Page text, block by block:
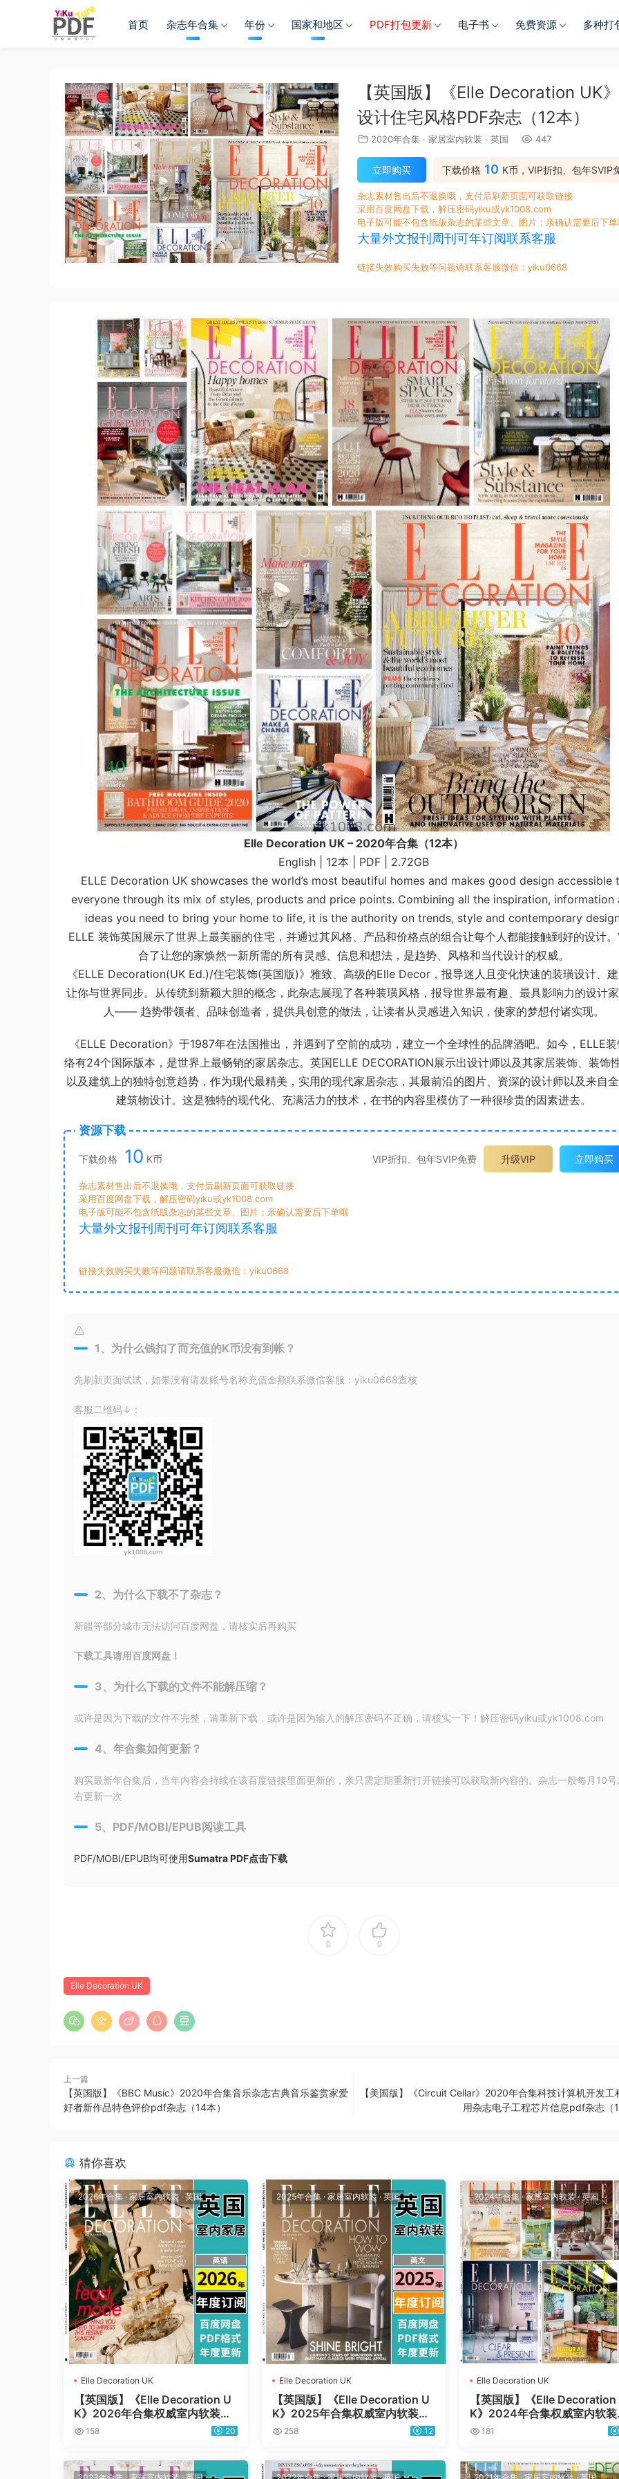
首页 杂志年合集 年份 国家和地区 PDF打包更新 电子书 免费资源 多种打
【英国版】《Elle Decoration UK
设计住宅风格PDF杂志（12本）
2020年合集 · 家居室内软装 · 英国 447
下载价格 10 K币，VIP折扣、包年SVIP
立即购买
杂志素材售出后不退换哦，支付后刷新页面可获取链接
采用百度网盘下载，解压密码yiku或yk1008.com
电子版可能不包含纸版杂志的某些文章、图片；亲确认需要后下
大量外文报刊周刊可年订阅联系客服
链接失效购买失败等问题请联系客服微信：yiku0668
Elle Decoration UK – 2020年合集（12本）
English | 12本 | PDF | 2.72GB
ELLE Decoration UK showcases the world’s most beautiful homes and makes good design accessible
everyone through its mix of styles, products and price points. Combining all the inspiration, information
ideas you need to bring your home to life, it is the authority on trends, style and contemporary
ELLE 装饰英国展示了世界上最美丽的住宅，并通过其风格、产品和价格点的组合让每个人都能接触到好的设计
合了让您的家焕然一新所需的所有灵感、信息和想法，是趋势、风格和当代设计的权威。
《ELLE Decoration(UK Ed.)/住宅装饰(英国版)》雅致、高级的Elle Decor，报导迷人且变化快速的装璜设计、
让你与世界同步。从传统到新颖大胆的概念，此杂志展现了各种装璜风格，报导世界最有趣、最具影响力的设计
人—— 趋势带领者、品味创造者，提供具创意的做法，让读者从灵感进入知识，使家的梦想付诸实现。
《ELLE Decoration》于1987年在法国推出，并遇到了空前的成功，建立一个全球性的品牌酒吧。如今，ELLE
络有24个国际版本，是世界上最畅销的家居杂志。英国ELLE DECORATION展示出设计师以及其家居装饰、装饰
以及建筑上的独特创意趋势，作为现代最精美，实用的现代家居杂志，其最前沿的图片、资深的设计师以及来自
建筑物设计。这是独特的现代化、充满活力的技术，在书的内容里模仿了一种很珍贵的因素进去。
资源下载
下载价格 10 K币 VIP折扣、包年SVIP免费 升级VIP 立即购买
杂志素材售出后不退换哦，支付后刷新页面可获取链接
采用百度网盘下载，解压密码yiku或yk1008.com
电子版可能不包含纸版杂志的某些文章、图片；亲确认需要后下单哦
大量外文报刊周刊可年订阅联系客服
链接失效购买失败等问题请联系客服微信：yiku0668
1、为什么钱扣了而充值的K币没有到帐？
先刷新页面试试，如果没有请发账号名称充值金额联系微信客服：yiku0668查核
客服二维码↓：
2、为什么下载不了杂志？
新疆等部分城市无法访问百度网盘，请核实后再购买
下载工具请用百度网盘！
3、为什么下载的文件不能解压缩？
或许是因为下载的文件不完整，请重新下载，或许是因为输入的解压密码不正确，请核实一下！解压密码yiku或yk1008.com
4、年合集如何更新？
购买最新年合集后，当年内容会持续在该百度链接里面更新的，亲只需定期重新打开链接可以获取新内容的。杂志一般每月10号
右更新一次
5、PDF/MOBI/EPUB阅读工具
PDF/MOBI/EPUB均可使用Sumatra PDF点击下载
0 0
Elle Decoration UK
上一篇
【英国版】《BBC Music》2020年合集音乐杂志古典音乐鉴赏家爱
好者新作品特色评价pdf杂志（14本）
【美国版】《Circuit Cellar》2020年合集科技计算机开发工
用杂志电子工程芯片信息pdf杂志（
猜你喜欢
2026年合集 · 家居室内软装· 英国
Elle Decoration UK
【英国版】《Elle Decoration U
K》2026年合集权威室内软装设
计住宅风格PDF杂志（年订阅）
158 20
2025年合集· 家居室内软装· 英国
Elle Decoration UK
【英国版】《Elle Decoration U
K》2025年合集权威室内软装设
计住宅风格PDF杂志（年订阅）
258 12
2024年合集 ·家居室内软装·英国
Elle Decoration UK
【英国版】《Elle Decoration
K》2024年合集权威室内软
计住宅风格PDF杂志（年订阅
181